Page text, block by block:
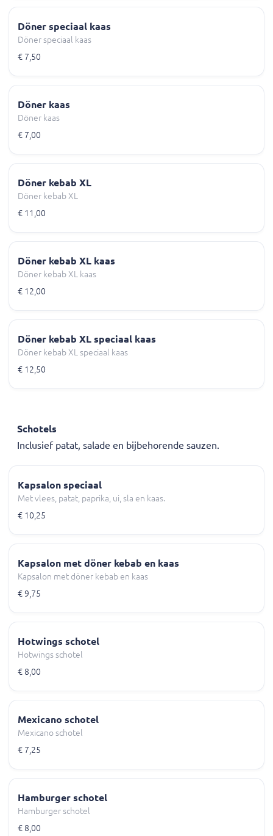
Döner speciaal kaas
Döner speciaal kaas
€ 7,50
Döner kaas
Döner kaas
€ 7,00
Döner kebab XL
Döner kebab XL
€ 11,00
Döner kebab XL kaas
Döner kebab XL kaas
€ 12,00
Döner kebab XL speciaal kaas
Döner kebab XL speciaal kaas
€ 12,50
Schotels
Inclusief patat, salade en bijbehorende sauzen.
Kapsalon speciaal
Met vlees, patat, paprika, ui, sla en kaas.
€ 10,25
Kapsalon met döner kebab en kaas
Kapsalon met döner kebab en kaas
€ 9,75
Hotwings schotel
Hotwings schotel
€ 8,00
Mexicano schotel
Mexicano schotel
€ 7,25
Hamburger schotel
Hamburger schotel
€ 8,00